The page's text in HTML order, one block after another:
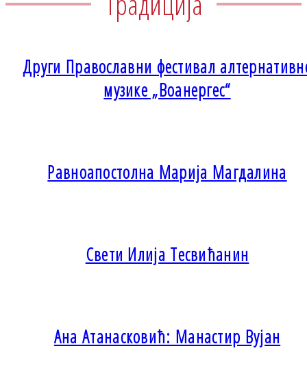
Други Православни фестивал
музике „Воанергес“
Равноапостолна Марија Магдалина
Свети Илија Тесвићанин
Ана Атанасковић: Манастир Вујан